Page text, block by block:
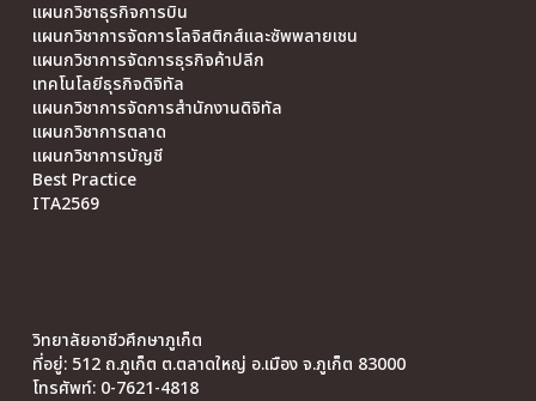
แผนกวิชาธุรกิจการบิน
แผนกวิชาการจัดการโลจิสติกส์และซัพพลายเชน
แผนกวิชาการจัดการธุรกิจค้าปลีก
เทคโนโลยีธุรกิจดิจิทัล
แผนกวิชาการจัดการสำนักงานดิจิทัล
แผนกวิชาการตลาด
แผนกวิชาการบัญชี
Best Practice
ITA2569
วิทยาลัยอาชีวศึกษาภูเก็ต
ที่อยู่: 512 ถ.ภูเก็ต ต.ตลาดใหญ่ อ.เมือง จ.ภูเก็ต 83000
โทรศัพท์: 0-7621-4818